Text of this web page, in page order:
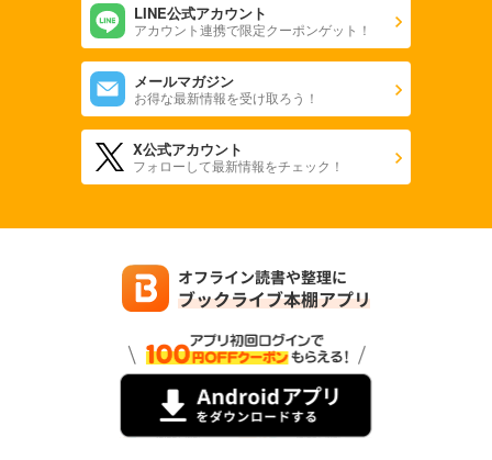
LINE公式アカウント
アカウント連携で限定クーポンゲット！
メールマガジン
お得な最新情報を受け取ろう！
X公式アカウント
フォローして最新情報をチェック！